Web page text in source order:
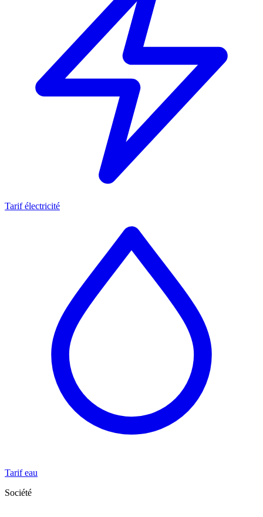
Tarif électricité
Tarif eau
Société